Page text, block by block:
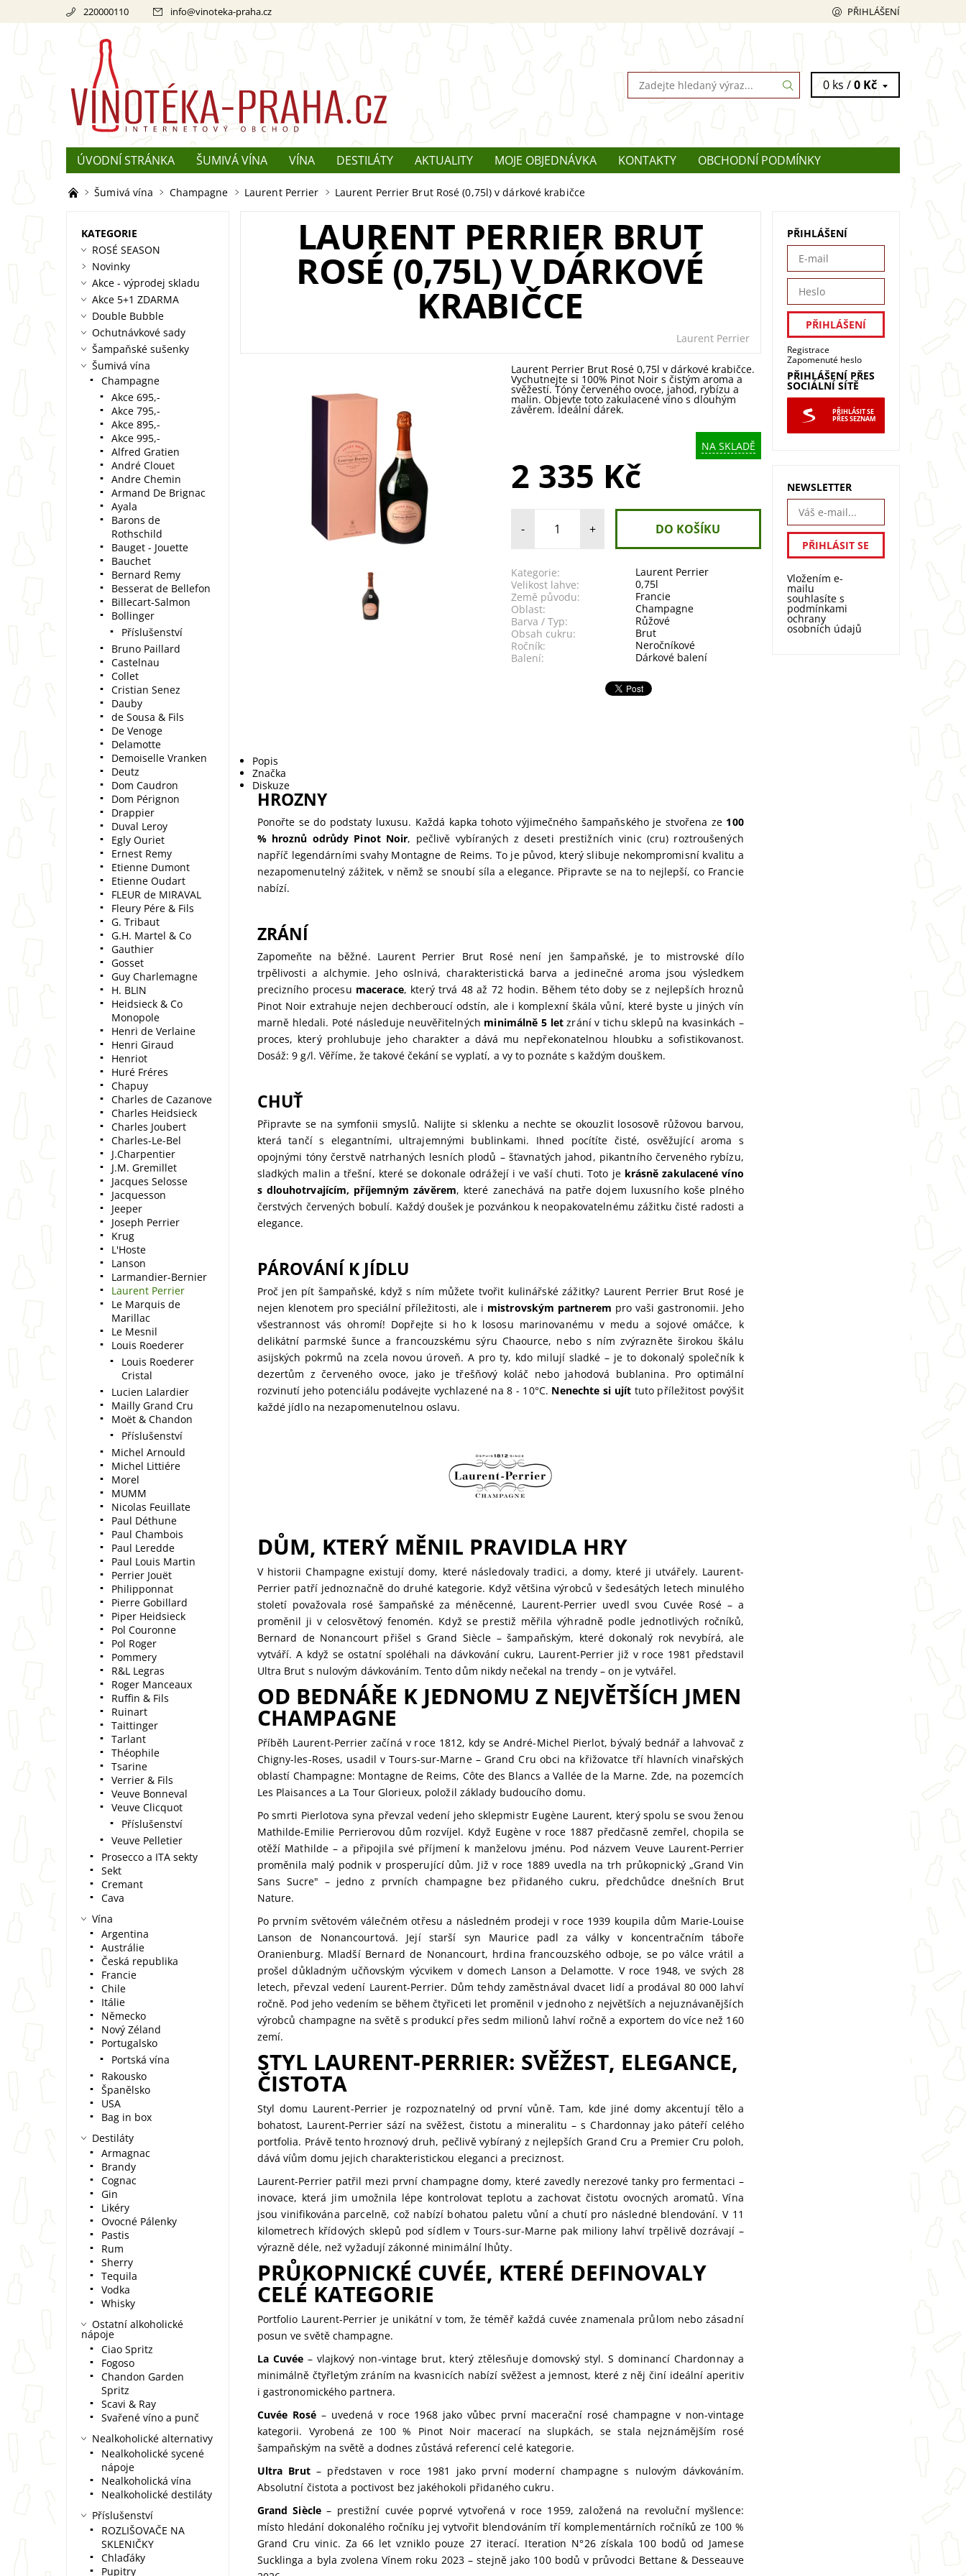
220000110 info@vinoteka-praha.cz PŘIHLÁŠENÍ
0 ks /0 Kč
ÚVODNÍ STRÁNKA ŠUMIVÁ VÍNA VÍNA DESTILÁTY AKTUALITY MOJE OBJEDNÁVKA KONTAKTY
OBCHODNÍ PODMÍNKY
REKLAMACE
O ŠAMPAŇSKÉM
Šumivá vína Champagne Laurent Perrier Laurent Perrier Brut Rosé (0,75l) v dárkové krabičce
LAURENT PERRIER BRUT
ROSÉ (0,75L) V DÁRKOVÉ
KRABIČCE
Laurent Perrier
Laurent Perrier Brut Rosé 0,75l v dárkové krabičce.
Vychutnejte si 100% Pinot Noir s čistým aroma a
svěžestí. Tóny červeného ovoce, jahod, rybízu a
malin. Objevte toto zakulacené víno s dlouhým
závěrem. Ideální dárek.
NA SKLADĚ
2 335 Kč
- +
Kategorie:
Laurent Perrier
Velikost lahve:
0,75l
Země původu:
Francie
Oblast:
Champagne
Barva / Typ:
Růžové
Obsah cukru:
Brut
Ročník:
Neročníkové
Balení:
Dárkové balení
Popis
Značka
Diskuze
HROZNY
Ponořte se do podstaty luxusu. Každá kapka tohoto výjimečného šampaňského je stvořena ze 100
% hroznů odrůdy Pinot Noir, pečlivě vybíraných z deseti prestižních vinic (cru) roztroušených
napříč legendárními svahy Montagne de Reims. To je původ, který slibuje nekompromisní kvalitu a
nezapomenutelný zážitek, v němž se snoubí síla a elegance. Připravte se na to nejlepší, co Francie
nabízí.
ZRÁNÍ
Zapomeňte na běžné. Laurent Perrier Brut Rosé není jen šampaňské, je to mistrovské dílo
trpělivosti a alchymie. Jeho oslnivá, charakteristická barva a jedinečné aroma jsou výsledkem
precizního procesu macerace, který trvá 48 až 72 hodin. Během této doby se z nejlepších hroznů
Pinot Noir extrahuje nejen dechberoucí odstín, ale i komplexní škála vůní, které byste u jiných vín
marně hledali. Poté následuje neuvěřitelných minimálně 5 letzrání v tichu sklepů na kvasinkách –
proces, který prohlubuje jeho charakter a dává mu nepřekonatelnou hloubku a sofistikovanost.
Dosáž: 9 g/l. Věříme, že takové čekání se vyplatí, a vy to poznáte s každým douškem.
CHUŤ
Připravte se na symfonii smyslů. Nalijte si sklenku a nechte se okouzlit lososově růžovou barvou,
která tančí s elegantními, ultrajemnými bublinkami. Ihned pocítíte čisté, osvěžující aroma s
opojnými tóny čerstvě natrhaných lesních plodů – šťavnatých jahod, pikantního červeného rybízu,
sladkých malin a třešní, které se dokonale odrážejí i ve vaší chuti. Toto je krásně zakulacené víno
s dlouhotrvajícím, příjemným závěrem, které zanechává na patře dojem luxusního koše plného
čerstvých červených bobulí. Každý doušek je pozvánkou k neopakovatelnému zážitku čisté radosti a
elegance.
PÁROVÁNÍ K JÍDLU
Proč jen pít šampaňské, když s ním můžete tvořit kulinářské zážitky? Laurent Perrier Brut Rosé je
nejen klenotem pro speciální příležitosti, ale i mistrovským partnerem pro vaši gastronomii. Jeho
všestrannost vás ohromí! Dopřejte si ho k lososu marinovanému v medu a sojové omáčce, k
delikátní parmské šunce a francouzskému sýru Chaource, nebo s ním zvýrazněte širokou škálu
asijských pokrmů na zcela novou úroveň. A pro ty, kdo milují sladké – je to dokonalý společník k
dezertům z červeného ovoce, jako je třešňový koláč nebo jahodová bublanina. Pro optimální
rozvinutí jeho potenciálu podávejte vychlazené na 8 - 10°C. Nenechte si ujíttuto příležitost povýšit
každé jídlo na nezapomenutelnou oslavu.
DŮM, KTERÝ MĚNIL PRAVIDLA HRY
V historii Champagne existují domy, které následovaly tradici, a domy, které ji utvářely. Laurent-
Perrier patří jednoznačně do druhé kategorie. Když většina výrobců v šedesátých letech minulého
století považovala rosé šampaňské za méněcenné, Laurent-Perrier uvedl svou Cuvée Rosé – a
proměnil ji v celosvětový fenomén. Když se prestiž měřila výhradně podle jednotlivých ročníků,
Bernard de Nonancourt přišel s Grand Siècle – šampaňským, které dokonalý rok nevybírá, ale
vytváří. A když se ostatní spoléhali na dávkování cukru, Laurent-Perrier již v roce 1981 představil
Ultra Brut s nulovým dávkováním. Tento dům nikdy nečekal na trendy – on je vytvářel.
OD BEDNÁŘE K JEDNOMU Z NEJVĚTŠÍCH JMEN
CHAMPAGNE
Příběh Laurent-Perrier začíná v roce 1812, kdy se André-Michel Pierlot, bývalý bednář a lahvovač z
Chigny-les-Roses, usadil v Tours-sur-Marne – Grand Cru obci na křižovatce tří hlavních vinařských
oblastí Champagne: Montagne de Reims, Côte des Blancs a Vallée de la Marne. Zde, na pozemcích
Les Plaisances a La Tour Glorieux, položil základy budoucího domu.
Po smrti Pierlotova syna převzal vedení jeho sklepmistr Eugène Laurent, který spolu se svou ženou
Mathilde-Emilie Perrierovou dům rozvíjel. Když Eugène v roce 1887 předčasně zemřel, chopila se
otěží Mathilde – a připojila své příjmení k manželovu jménu. Pod názvem Veuve Laurent-Perrier
proměnila malý podnik v prosperující dům. Již v roce 1889 uvedla na trh průkopnický „Grand Vin
Sans Sucre" – jedno z prvních champagne bez přidaného cukru, předchůdce dnešních Brut
Nature.
Po prvním světovém válečném otřesu a následném prodeji v roce 1939 koupila dům Marie-Louise
Lanson de Nonancourtová. Její starší syn Maurice padl za války v koncentračním táboře
Oranienburg. Mladší Bernard de Nonancourt, hrdina francouzského odboje, se po válce vrátil a
prošel důkladným učňovským výcvikem v domech Lanson a Delamotte. V roce 1948, ve svých 28
letech, převzal vedení Laurent-Perrier. Dům tehdy zaměstnával dvacet lidí a prodával 80 000 lahví
ročně. Pod jeho vedením se během čtyřiceti let proměnil v jednoho z největších a nejuznávanějších
výrobců champagne na světě s produkcí přes sedm milionů lahví ročně a exportem do více než 160
zemí.
STYL LAURENT-PERRIER: SVĚŽEST, ELEGANCE,
ČISTOTA
Styl domu Laurent-Perrier je rozpoznatelný od první vůně. Tam, kde jiné domy akcentují tělo a
bohatost, Laurent-Perrier sází na svěžest, čistotu a mineralitu – s Chardonnay jako páteří celého
portfolia. Právě tento hroznový druh, pečlivě vybíraný z nejlepších Grand Cru a Premier Cru poloh,
dává víům domu jejich charakteristickou eleganci a preciznost.
Laurent-Perrier patřil mezi první champagne domy, které zavedly nerezové tanky pro fermentaci –
inovace, která jim umožnila lépe kontrolovat teplotu a zachovat čistotu ovocných aromatů. Vína
jsou vinifikována parcelně, což nabízí bohatou paletu vůní a chutí pro následné blendování. V 11
kilometrech křídových sklepů pod sídlem v Tours-sur-Marne pak miliony lahví trpělivě dozrávají –
výrazně déle, než vyžadují zákonné minimální lhůty.
PRŮKOPNICKÉ CUVÉE, KTERÉ DEFINOVALY
CELÉ KATEGORIE
Portfolio Laurent-Perrier je unikátní v tom, že téměř každá cuvée znamenala průlom nebo zásadní
posun ve světě champagne.
La Cuvée – vlajkový non-vintage brut, který ztělesňuje domovský styl. S dominancí Chardonnay a
minimálně čtyřletým zráním na kvasnicích nabízí svěžest a jemnost, které z něj činí ideální aperitiv
i gastronomického partnera.
Cuvée Rosé – uvedená v roce 1968 jako vůbec první macerační rosé champagne v non-vintage
kategorii. Vyrobená ze 100 % Pinot Noir macerací na slupkách, se stala nejznámějším rosé
šampaňským na světě a dodnes zůstává referencí celé kategorie.
Ultra Brut– představen v roce 1981 jako první moderní champagne s nulovým dávkováním.
Absolutní čistota a poctivost bez jakéhokoli přidaného cukru.
Grand Siècle– prestižní cuvée poprvé vytvořená v roce 1959, založená na revoluční myšlence:
místo hledání dokonalého ročníku jej vytvořit blendováním tří komplementárních ročníků ze 100 %
Grand Cru vinic. Za 66 let vzniklo pouze 27 iterací. Iteration N°26 získala 100 bodů od Jamese
Sucklinga a byla zvolena Vínem roku 2023 – stejně jako 100 bodů v průvodci Bettane & Desseauve
KATEGORIE
ROSÉ SEASON
Novinky
Akce - výprodej skladu
Akce 5+1 ZDARMA
Double Bubble
Ochutnávkové sady
Šampaňské sušenky
Šumivá vína
Champagne
Akce 695,-
Akce 795,-
Akce 895,-
Akce 995,-
Alfred Gratien
André Clouet
Andre Chemin
Armand De Brignac
Ayala
Barons de
Rothschild
Bauget - Jouette
Bauchet
Bernard Remy
Besserat de Bellefon
Billecart-Salmon
Bollinger
Příslušenství
Bruno Paillard
Castelnau
Collet
Cristian Senez
Dauby
de Sousa & Fils
De Venoge
Delamotte
Demoiselle Vranken
Deutz
Dom Caudron
Dom Pérignon
Drappier
Duval Leroy
Egly Ouriet
Ernest Remy
Etienne Dumont
Etienne Oudart
FLEUR de MIRAVAL
Fleury Pére & Fils
G. Tribaut
G.H. Martel & Co
Gauthier
Gosset
Guy Charlemagne
H. BLIN
Heidsieck & Co
Monopole
Henri de Verlaine
Henri Giraud
Henriot
Huré Fréres
Chapuy
Charles de Cazanove
Charles Heidsieck
Charles Joubert
Charles-Le-Bel
J.Charpentier
J.M. Gremillet
Jacques Selosse
Jacquesson
Jeeper
Joseph Perrier
Krug
L'Hoste
Lanson
Larmandier-Bernier
Laurent Perrier
Le Marquis de
Marillac
Le Mesnil
Louis Roederer
Louis Roederer
Cristal
Lucien Lalardier
Mailly Grand Cru
Moët & Chandon
Příslušenství
Michel Arnould
Michel Littiére
Morel
MUMM
Nicolas Feuillate
Paul Déthune
Paul Chambois
Paul Leredde
Paul Louis Martin
Perrier Jouët
Philipponnat
Pierre Gobillard
Piper Heidsieck
Pol Couronne
Pol Roger
Pommery
R&L Legras
Roger Manceaux
Ruffin & Fils
Ruinart
Taittinger
Tarlant
Théophile
Tsarine
Verrier & Fils
Veuve Bonneval
Veuve Clicquot
Příslušenství
Veuve Pelletier
Prosecco a ITA sekty
Sekt
Cremant
Cava
Vína
Argentina
Austrálie
Česká republika
Francie
Chile
Itálie
Německo
Nový Zéland
Portugalsko
Portská vína
Rakousko
Španělsko
USA
Bag in box
Destiláty
Armagnac
Brandy
Cognac
Gin
Likéry
Ovocné Pálenky
Pastis
Rum
Sherry
Tequila
Vodka
Whisky
Ostatní alkoholické
nápoje
Ciao Spritz
Fogoso
Chandon Garden
Spritz
Scavi & Ray
Svařené víno a punč
Nealkoholické alternativy
Nealkoholické sycené
nápoje
Nealkoholická vína
Nealkoholické destiláty
Příslušenství
ROZLIŠOVAČE NA
SKLENIČKY
Chlaďáky
Pupitry
PŘIHLÁŠENÍ
Registrace
Zapomenuté heslo
PŘIHLÁŠENÍ PŘES
SOCIÁLNÍ SÍTĚ
PŘIHLÁSIT SE
PŘES SEZNAM
NEWSLETTER
Vložením e-
mailu
souhlasíte s
podmínkami
ochrany
osobních údajů